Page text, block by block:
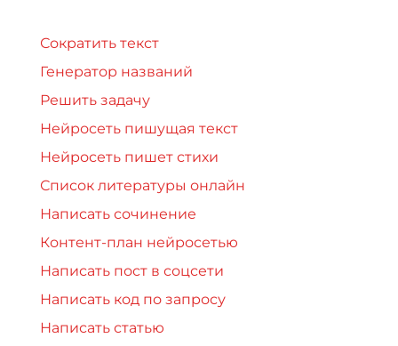
Сократить текст
Генератор названий
Решить задачу
Нейросеть пишущая текст
Нейросеть пишет стихи
Список литературы онлайн
Написать сочинение
Контент-план нейросетью
Написать пост в соцсети
Написать код по запросу
Написать статью